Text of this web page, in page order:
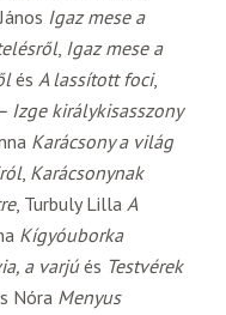
Igaz mese a
, Igaz mese a
és A lassított foci,
Izge királykisasszony
Karácsony a világ
, Karácsonynak
, Turbuly Lilla A
Kígyóuborka
a varjúés Testvérek
Nóra Menyus